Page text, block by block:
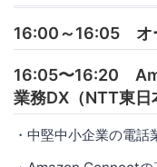
16:00～16:05 オ
16:05〜16:20
業務DX（NTT東日
・中堅中小企業の電